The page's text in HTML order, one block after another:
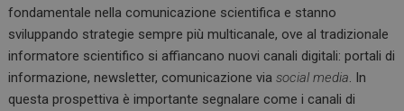
fondamentale nella comunicazione scientifica e stanno
sviluppando strategie sempre più multicanale, ove al tradizionale
informatore scientifico si affiancano nuovi canali digitali: portali di
informazione, newsletter, comunicazione viasocial media . In
questa prospettiva è importante segnalare come i canali di